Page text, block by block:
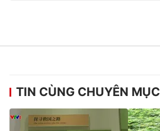
TIN CÙNG CHUYÊN MỤC